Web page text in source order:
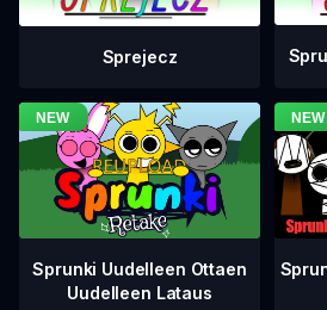
Sprejecz
Sprunki Uudelleen Ottaen
Uudelleen Lataus